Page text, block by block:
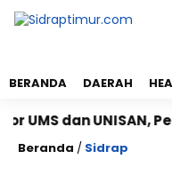
BERANDA DAERAH
dan UNISAN,
Beranda / Sidrap